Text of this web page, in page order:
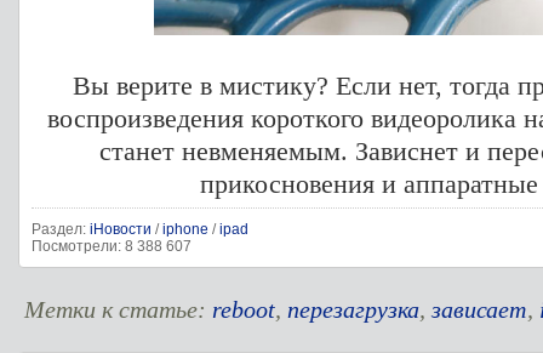
Вы верите в мистику? Если нет, тогда
воспроизведения короткого видеоролика
станет невменяемым. Зависнет и
прикосновения и
Раздел: iНовости /iphone /ipad
Посмотрели: 8 388 607
Метки к статье: reboot, перезагрузка,зависает,